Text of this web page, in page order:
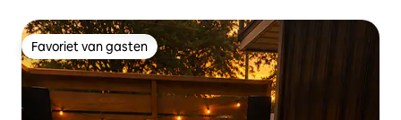
Favoriet van gasten
Favoriet van gasten